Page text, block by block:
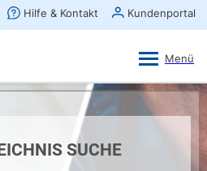
SUCHE
laden
Ansehen